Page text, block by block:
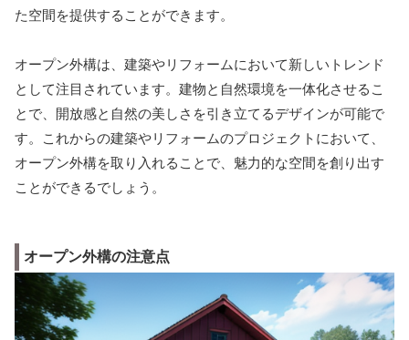
た空間を提供することができます。
オープン外構は、建築やリフォームにおいて新しいトレンド
として注目されています。建物と自然環境を一体化させるこ
とで、開放感と自然の美しさを引き立てるデザインが可能で
す。これからの建築やリフォームのプロジェクトにおいて、
オープン外構を取り入れることで、魅力的な空間を創り出す
ことができるでしょう。
オープン外構の注意点